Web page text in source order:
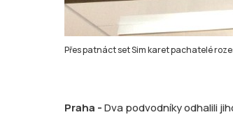
Přes patnáct set Sim karet pachatelé
Praha -Dva podvodníky odhalili